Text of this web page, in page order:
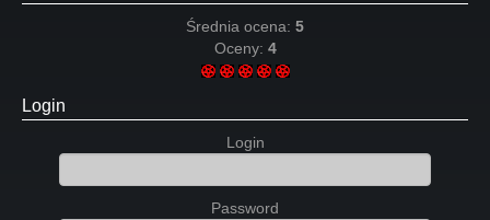
Średnia ocena: 5
Oceny: 4
Login
Login
Password